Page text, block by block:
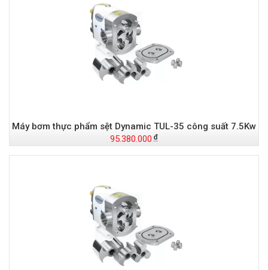
Máy bơm thực phẩm sệt Dynamic TUL-35 công suất 7.5Kw
95.380.000